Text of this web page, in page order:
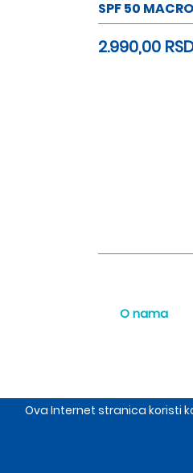
Ova Internet stranica koristi
SPF 50
2.990,00
O nama